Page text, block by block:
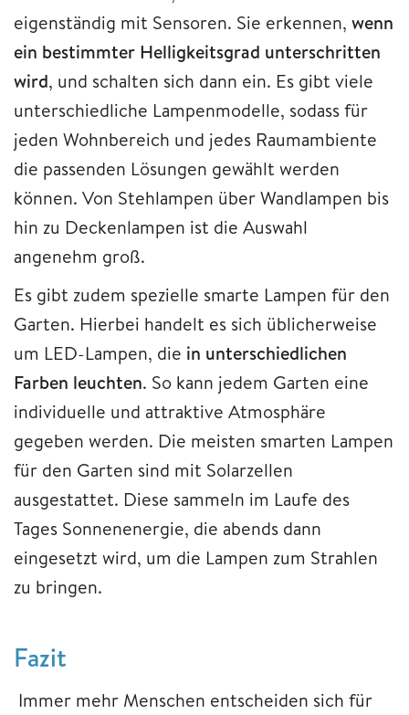
eigenständig mit Sensoren. Sie erkennen, wenn
ein bestimmter Helligkeitsgrad unterschritten
wird, und schalten sich dann ein. Es gibt viele
unterschiedliche Lampenmodelle, sodass für
jeden Wohnbereich und jedes Raumambiente
die passenden Lösungen gewählt werden
können. Von Stehlampen über Wandlampen bis
hin zu Deckenlampen ist die Auswahl
angenehm groß.
Es gibt zudem spezielle smarte Lampen für den
Garten. Hierbei handelt es sich üblicherweise
um LED-Lampen, die in unterschiedlichen
Farben leuchten. So kann jedem Garten eine
individuelle und attraktive Atmosphäre
gegeben werden. Die meisten smarten Lampen
für den Garten sind mit Solarzellen
ausgestattet. Diese sammeln im Laufe des
Tages Sonnenenergie, die abends dann
eingesetzt wird, um die Lampen zum Strahlen
zu bringen.
Fazit
Immer mehr Menschen entscheiden sich für